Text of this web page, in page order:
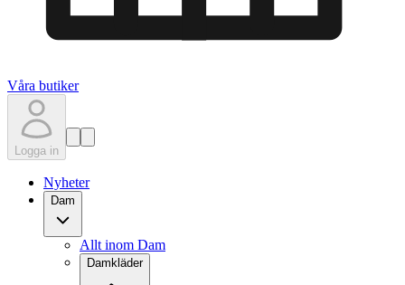
Våra butiker
Logga in
Nyheter
Dam
Allt inom Dam
Damkläder